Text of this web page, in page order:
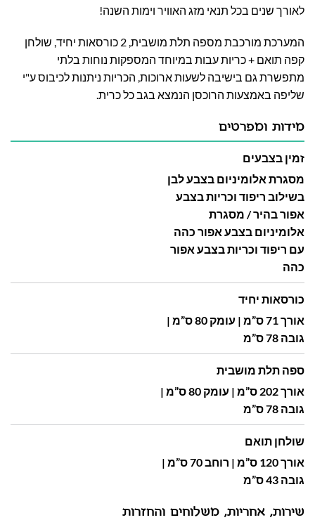
לאורך שנים בכל תנאי מזג האוויר וימות השנה!
המערכת מורכבת מספה תלת מושבית, 2 כורסאות יחיד, שולחן
קפה תואם + כריות עבות במיוחד המספקות נוחות בלתי
מתפשרת גם בישיבה לשעות ארוכות, הכריות ניתנות לכיבוס ע"י
שליפה באמצעות הרוכסן הנמצא בגב כל כרית.
מידות ומפרטים
זמין בצבעים
מסגרת אלומיניום בצבע לבן
בשילוב ריפוד וכריות בצבע
אפור בהיר / מסגרת
אלומיניום בצבע אפור כהה
עם ריפוד וכריות בצבע אפור
כהה
כורסאות יחיד
אורך 71 ס”מ | עומק 80 ס”מ |
גובה 78 ס”מ
ספה תלת מושבית
אורך 202 ס”מ | עומק 80 ס”מ |
גובה 78 ס”מ
שולחן תואם
אורך 120 ס”מ | רוחב 70 ס”מ |
גובה 43 ס”מ
שירות, אחריות, משלוחים והחזרות